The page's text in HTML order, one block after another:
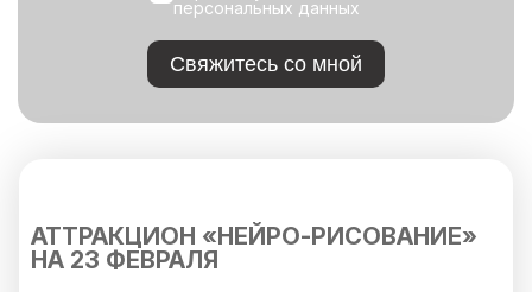
персональных данных
Свяжитесь со мной
АТТРАКЦИОН «НЕЙРО-РИСОВАНИЕ»
НА 23 ФЕВРАЛЯ